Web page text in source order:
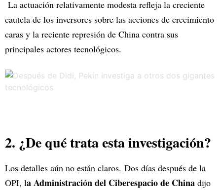
La actuación relativamente modesta refleja la creciente
cautela de los inversores sobre las acciones de crecimiento
caras y la reciente represión de China contra sus
principales actores tecnológicos.
2. ¿De qué trata esta investigación?
Los detalles aún no están claros. Dos días después de la
OPI, la Administración del Ciberespacio de China dijo